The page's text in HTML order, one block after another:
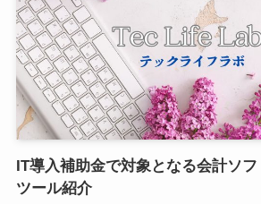
IT導入補助金で対象となる会計ソ
ツール紹介